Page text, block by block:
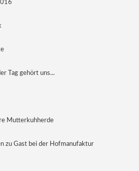
Tag gehört uns...
Mutterkuhherde
zu Gast bei der Hofmanufaktur